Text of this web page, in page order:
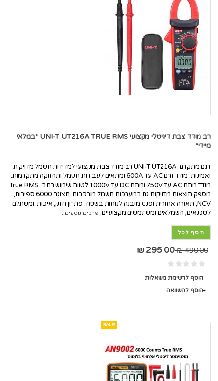
רב מודד צבת דיגיטלי מקצועי UNI-T UT216A TRUE RMS *במלאי
מיידי*
דגם מתקדם. UNI-T UT216A רב מודד צבת מקצועי למדידות חשמל מדויקות
ואמינות. מודד זרם AC עד 600A ומתאים לעבודות חשמל ותחזוקה מתקדמות.
מודד מתח AC עד 750V ומתח DC עד 1000V לטווח שימוש רחב. True RMS
מספק תוצאות מדויקות גם במערכות חשמל מורכבות. תצוגת 6000 ספירות,
NCV, תאורה אחורית ופנס מובנה לנוחות בשטח. פתרון חזק, איכותי ומשתלם
לטכנאים, חשמלאים ומשתמשים מקצועיים. פרטים נוספים..
הוסף לסל
490.00 ₪
295.00 ₪
הוסף לרשימת משאלות
הוסף להשוואה
SALE